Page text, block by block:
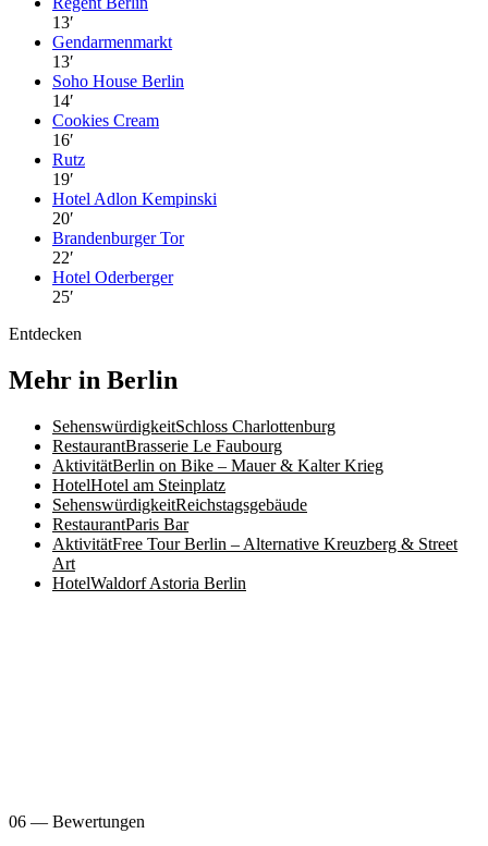
13′
Gendarmenmarkt
13′
Soho House Berlin
14′
Cookies Cream
16′
Rutz
19′
Hotel Adlon Kempinski
20′
Brandenburger Tor
22′
Hotel Oderberger
25′
Entdecken
Mehr in Berlin
SehenswürdigkeitSchloss Charlottenburg
RestaurantBrasserie Le Faubourg
AktivitätBerlin on Bike – Mauer & Kalter Krieg
HotelHotel am Steinplatz
SehenswürdigkeitReichstagsgebäude
RestaurantParis Bar
AktivitätFree Tour Berlin – Alternative Kreuzberg & Street
Art
HotelWaldorf Astoria Berlin
06 — Bewertungen